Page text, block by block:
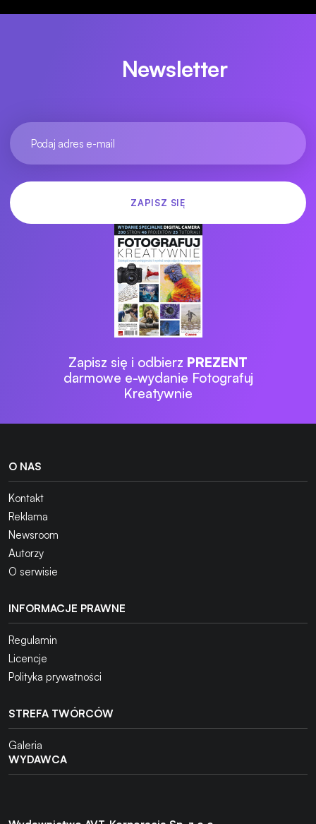
Newsletter
Zapisz się i odbierz PREZENT
darmowe e-wydanie Fotografuj
Kreatywnie
O NAS
Kontakt
Reklama
Newsroom
Autorzy
O serwisie
INFORMACJE PRAWNE
Regulamin
Licencje
Polityka prywatności
STREFA TWÓRCÓW
Galeria
WYDAWCA